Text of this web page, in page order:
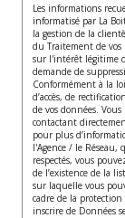
Les informations
informatisé par La
la gestion de la
du Traitement de vos
sur l'intérêt légitime
demande de
Conformément à la
d’accès, de
de vos données.
contactant
pour plus
l'Agence / le
respectés, vous
de l’existence de la
sur laquelle vous
cadre de la
inscrire de Données